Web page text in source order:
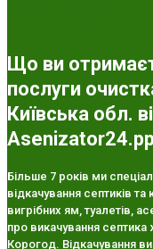
Що ви
послуги
Київська обл.
Більше 7 років ми
відкачування септиків
вигрібних ям, туалетів,
про викачування септика
Корогод. Відкачування